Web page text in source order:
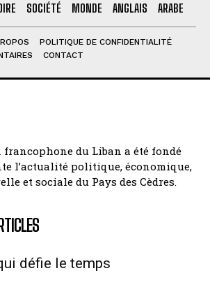
SOCIÉTÉ MONDE ANGLAIS ARABE
POLITIQUE DE CONFIDENTIALITÉ
CONTACT
francophone du Liban a été fondé
l’actualité politique, économique,
et sociale du Pays des Cèdres.
défie le temps